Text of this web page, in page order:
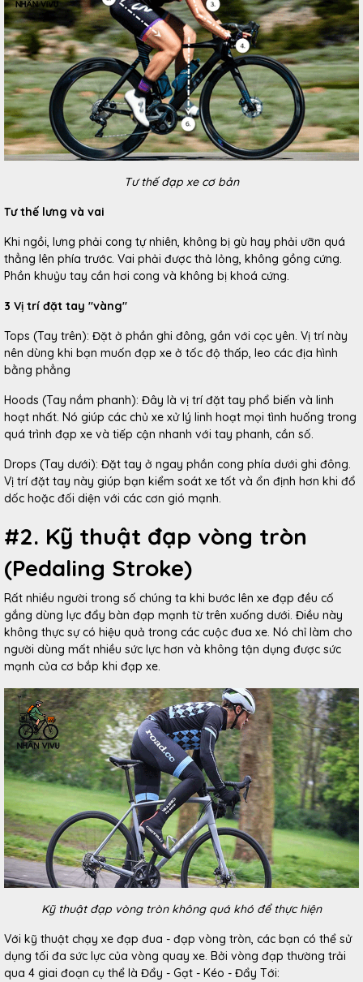
Tư thế đạp xe cơ bản
Tư thế lưng và vai
Khi ngồi, lưng phải cong tự nhiên, không bị gù hay phải ưỡn quá
thẳng lên phía trước. Vai phải được thả lỏng, không gồng cứng.
Phần khuỷu tay cần hơi cong và không bị khoá cứng.
3 Vị trí đặt tay "vàng"
Tops (Tay trên): Đặt ở phần ghi đông, gần với cọc yên. Vị trí này
nên dùng khi bạn muốn đạp xe ở tốc độ thấp, leo các địa hình
bằng phẳng
Hoods (Tay nắm phanh): Đây là vị trí đặt tay phổ biến và linh
hoạt nhất. Nó giúp các chủ xe xử lý linh hoạt mọi tình huống trong
quá trình đạp xe và tiếp cận nhanh với tay phanh, cần số.
Drops (Tay dưới): Đặt tay ở ngay phần cong phía dưới ghi đông.
Vị trí đặt tay này giúp bạn kiểm soát xe tốt và ổn định hơn khi đổ
dốc hoặc đối diện với các cơn gió mạnh.
#2. Kỹ thuật đạp vòng tròn
(Pedaling Stroke)
Rất nhiều người trong số chúng ta khi bước lên xe đạp đều cố
gắng dùng lực đẩy bàn đạp mạnh từ trên xuống dưới. Điều này
không thực sự có hiệu quả trong các cuộc đua xe. Nó chỉ làm cho
người dùng mất nhiều sức lực hơn và không tận dụng được sức
mạnh của cơ bắp khi đạp xe.
Kỹ thuật đạp vòng tròn không quá khó để thực hiện
Với kỹ thuật chạy xe đạp đua - đạp vòng tròn, các bạn có thể sử
dụng tối đa sức lực của vòng quay xe. Bởi vòng đạp thường trải
qua 4 giai đoạn cụ thể là Đẩy - Gạt - Kéo - Đẩy Tới: